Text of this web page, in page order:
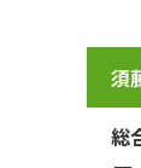
須
総